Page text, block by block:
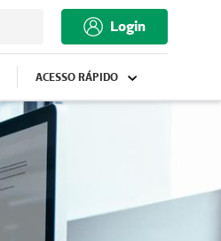
Login
ACESSO RÁPIDO